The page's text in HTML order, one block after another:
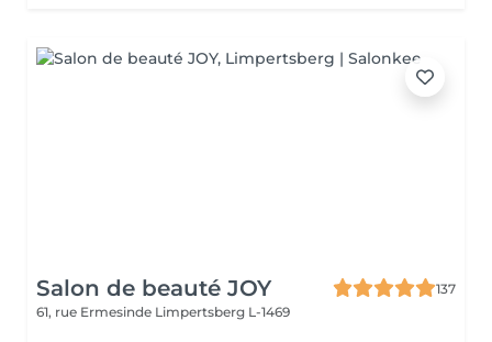
Salon de beauté JOY
137
61, rue Ermesinde Limpertsberg L-1469